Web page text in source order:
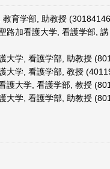
教育学部, 助教授
路加看護大学, 看護学部, 講
大学, 看護学部, 助教授
大学, 看護学部, 教授
護大学, 看護学部, 教授
大学, 看護学部, 助教授